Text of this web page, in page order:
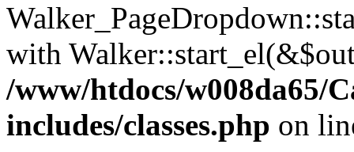
with
/www/htdocs/w008da65/
includes/classes.php on